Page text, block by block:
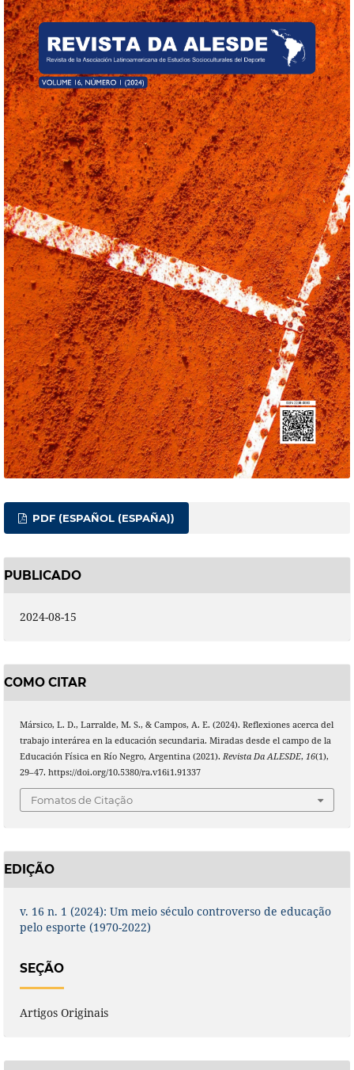
PDF (ESPAÑOL (ESPAÑA))
PUBLICADO
2024-08-15
COMO CITAR
Mársico, L. D., Larralde, M. S., & Campos, A. E. (2024). Reflexiones acerca del
trabajo interárea en la educación secundaria. Miradas desde el campo de la
Educación Física en Río Negro, Argentina (2021). Revista Da ALESDE, 16(1),
29–47. https://doi.org/10.5380/ra.v16i1.91337
Fomatos de Citação
EDIÇÃO
v. 16 n. 1 (2024): Um meio século controverso de educação
pelo esporte (1970-2022)
SEÇÃO
Artigos Originais